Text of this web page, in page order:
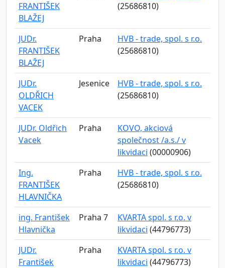
FRANTIŠEK
BLAŽEJ
(25686810)
JUDr.
FRANTIŠEK
BLAŽEJ
Praha
HVB - trade, spol. s r.o.
(25686810)
JUDr.
OLDŘICH
VACEK
Jesenice
HVB - trade, spol. s r.o.
(25686810)
JUDr. Oldřich
Vacek
Praha
KOVO, akciová
společnost /a.s./ v
likvidaci (00000906)
Ing.
FRANTIŠEK
HLAVNIČKA
Praha
HVB - trade, spol. s r.o.
(25686810)
ing. František
Hlavnička
Praha 7
KVARTA spol. s r.o. v
likvidaci (44796773)
JUDr.
František
Praha
KVARTA spol. s r.o. v
likvidaci (44796773)